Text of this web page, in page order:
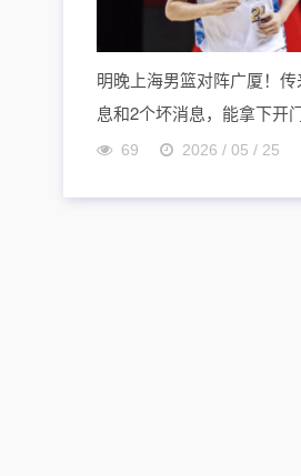
明晚上海男篮对阵广厦！
息和2个坏消息，能拿下开
69 2026 / 05 / 25